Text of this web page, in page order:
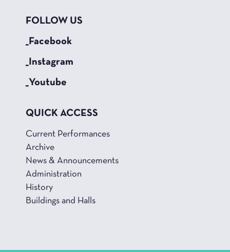
FOLLOW US
_Facebook
_Instagram
_Youtube
QUICK ACCESS
Current Performances
Archive
News & Announcements
Administration
History
Buildings and Halls